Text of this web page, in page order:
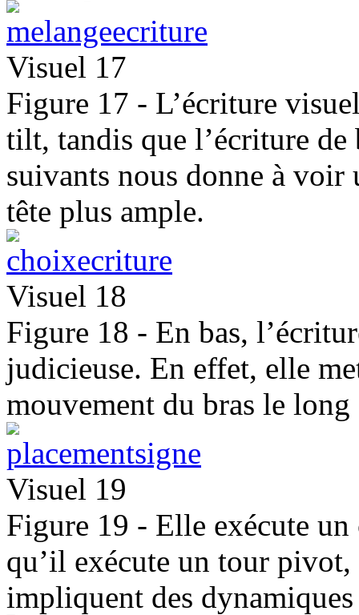
Visuel 17
Figure 17 - L’écriture
tilt, tandis que l’écriture de
suivants nous donne à voir
tête plus ample.
Visuel 18
Figure 18 - En bas,
judicieuse. En effet, elle
mouvement du bras le
Visuel 19
Figure 19 - Elle exécute
qu’il exécute un tour
impliquent des